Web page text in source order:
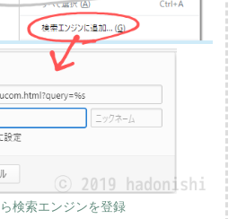
検索エンジンを登録